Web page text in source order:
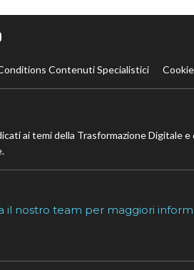
Contenuti Specialistici
ai temi della Trasformazione Digitale
il nostro team per maggiori